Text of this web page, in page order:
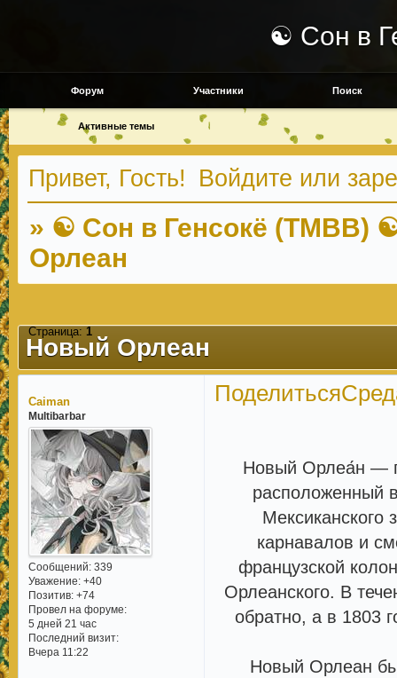
☯ Сон в
Форум Участники Поиск
Активные темы
Привет, Гость! Войдите или
» ☯ Сон в Генсокё (TMBB)
Орлеан
Новый Орлеан
Страница: 1
Поделиться
Caiman
Multibarbar
Сообщений: 339
Уважение: +40
Позитив: +74
Провел на форуме:
5 дней 21 час
Последний визит:
Вчера 11:22
Новый Орлеа́н —
расположенный
Мексиканского
карнавалов и
французской
Орлеанского. В
обратно, а в 1803
Новый Орлеан